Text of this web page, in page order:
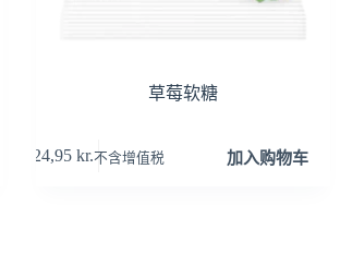
草莓软糖
24,95 kr.不含增值税 加入购物车